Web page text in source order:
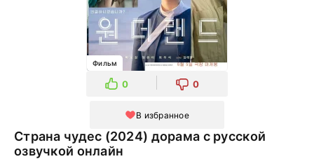
Фильм
0 0
В избранное
Страна чудес (2024) дорама с русской
озвучкой онлайн